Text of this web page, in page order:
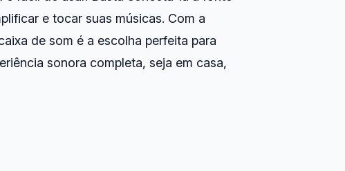
e tocar suas músicas. Com a
de som é a escolha perfeita para
sonora completa, seja em casa,